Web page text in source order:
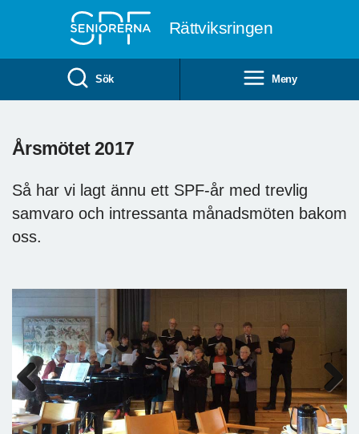
Rättviksringen
Sök Meny
Årsmötet 2017
Så har vi lagt ännu ett SPF-år med trevlig
samvaro och intressanta månadsmöten bakom
oss.
Previous Next